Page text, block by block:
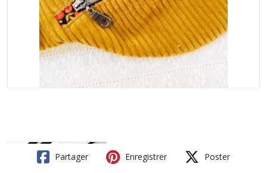
Partager Enregistrer Poster